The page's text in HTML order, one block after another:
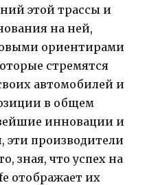
этой трассы и
на ней,
ориентирами
стремятся
автомобилей и
в общем
инновации и
эти производители
зная, что успех на
отображает их